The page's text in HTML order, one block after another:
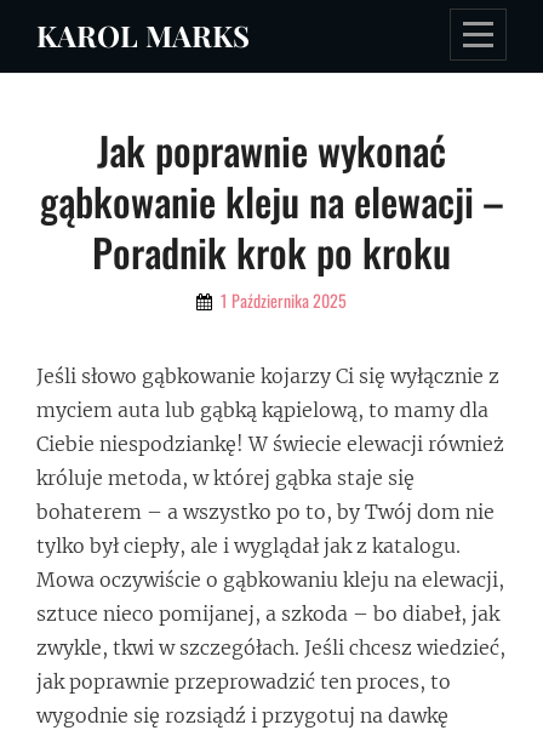
KAROL MARKS
Jak poprawnie wykonać
gąbkowanie kleju na elewacji –
Poradnik krok po kroku
By 1 Października 2025
Jeśli słowo gąbkowanie kojarzy Ci się wyłącznie z
myciem auta lub gąbką kąpielową, to mamy dla
Ciebie niespodziankę! W świecie elewacji również
króluje metoda, w której gąbka staje się
bohaterem – a wszystko po to, by Twój dom nie
tylko był ciepły, ale i wyglądał jak z katalogu.
Mowa oczywiście o gąbkowaniu kleju na elewacji,
sztuce nieco pomijanej, a szkoda – bo diabeł, jak
zwykle, tkwi w szczegółach. Jeśli chcesz wiedzieć,
jak poprawnie przeprowadzić ten proces, to
wygodnie się rozsiądź i przygotuj na dawkę
Nawigacja
wpisu